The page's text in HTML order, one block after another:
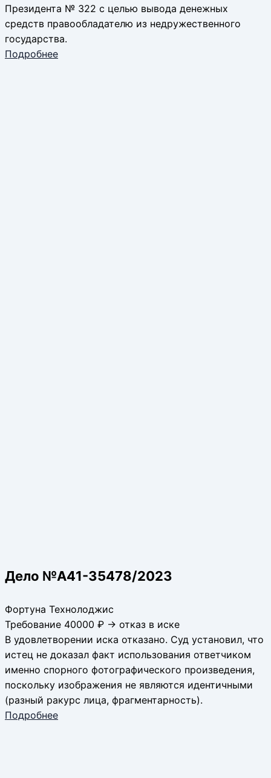
Президента № 322 с целью вывода денежных
средств правообладателю из недружественного
государства.
Подробнее
Дело №А41-35478/2023
Фортуна Технолоджис
Требование 40000 ₽ → отказ в иске
В удовлетворении иска отказано. Суд установил, что
истец не доказал факт использования ответчиком
именно спорного фотографического произведения,
поскольку изображения не являются идентичными
(разный ракурс лица, фрагментарность).
Подробнее